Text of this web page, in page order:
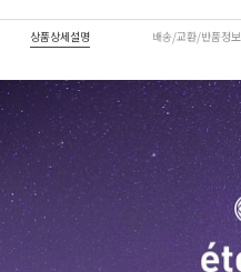
상품상세설명 배송/교환/반품정보